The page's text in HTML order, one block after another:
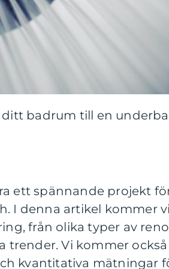
badrum till en
ett spännande projekt
I denna artikel kommer
från olika typer av
trender. Vi kommer
kvantitativa mätningar